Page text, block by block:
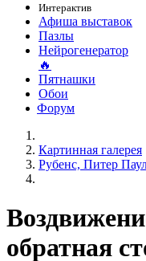
Интерактив
Афиша выставок
Пазлы
Нейрогенератор
🔥
Пятнашки
Обои
Форум
Картинная галерея
Рубенс, Питер
обратная